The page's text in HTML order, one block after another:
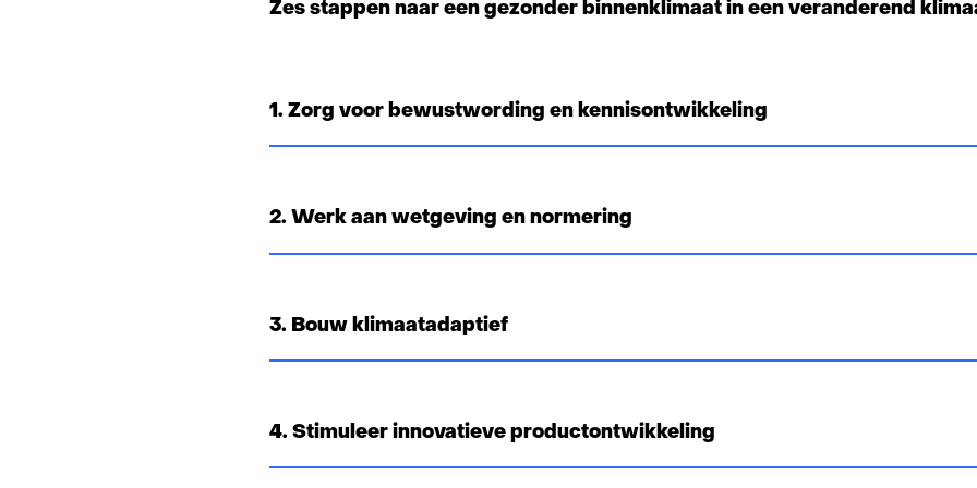
Zes stappen naar een gezonder binnenklimaat in een veranderend
1. Zorg voor bewustwording en kennisontwikkeling
2. Werk aan wetgeving en normering
3. Bouw klimaatadaptief
4. Stimuleer innovatieve productontwikkeling